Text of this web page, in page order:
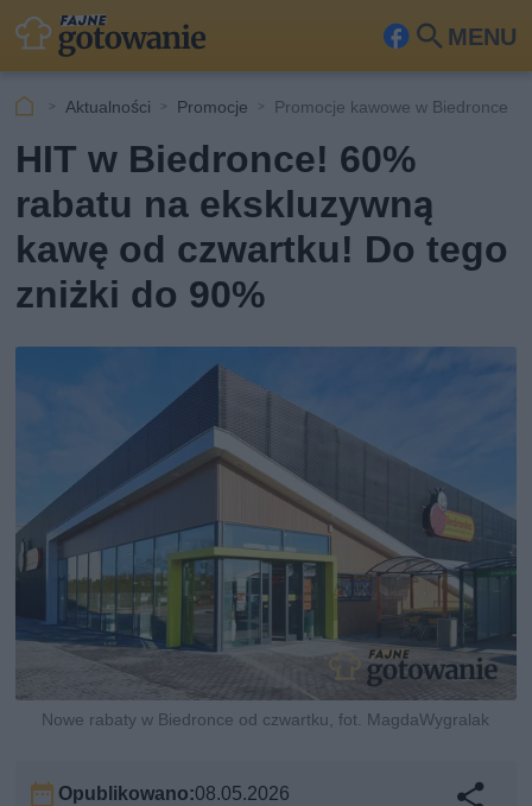
MENU
Fa
ook
Szu
kaj
Aktualności Promocje Promocje kawowe w Biedronce
HIT w Biedronce! 60%
rabatu na ekskluzywną
kawę od czwartku! Do tego
zniżki do 90%
Nowe rabaty w Biedronce od czwartku, fot. MagdaWygralak
Opublikowano:08.05.2026